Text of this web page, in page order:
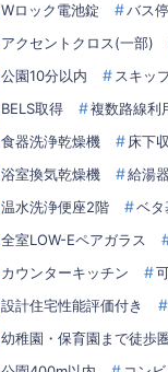
Wロック電池錠
バス
アクセントクロス(一部)
公園10分以内
スキッ
BELS取得
複数路線利
食器洗浄乾燥機
床下
浴室換気乾燥機
給湯器
温水洗浄便座2階
ベタ
全室LOW-Eペアガラス
カウンターキッチン
設計住宅性能評価付き
幼稚園・保育園まで徒歩